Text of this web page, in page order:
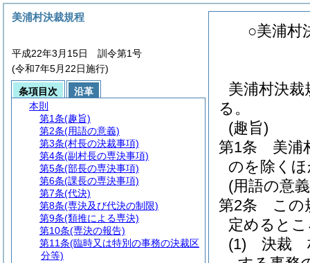
○美浦村
美浦村決裁
る。
(趣旨)
第1条
美浦
のを除く
(用語の意
第2条
この
定めると
(1)
決裁
美浦村決裁規程
平成22年3月15日 訓令第1号
(令和7年5月22日施行)
条項目次
沿革
本則
第1条(趣旨)
第2条(用語の意義)
第3条(村長の決裁事項)
第4条(副村長の専決事項)
第5条(部長の専決事項)
第6条(課長の専決事項)
第7条(代決)
第8条(専決及び代決の制限)
第9条(類推による専決)
第10条(専決の報告)
第11条(臨時又は特別の事務の決裁区
分等)